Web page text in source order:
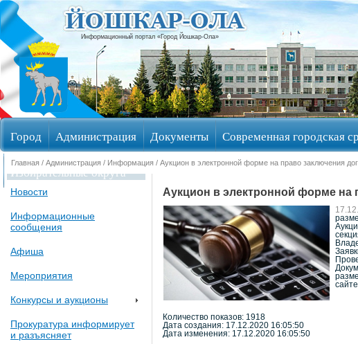
Информационный портал «Город Йошкар-Ола»
Город Администрация Документы Современная городская
Избирательные округа
Главная / Администрация / Информация / Аукцион в электронной форме на право заключения
Новости
Информационные
сообщения
Афиша
Мероприятия
Конкурсы и аукционы
Прокуратура информирует
и разъясняет
Аукцион в электронной форме на
Количество показов: 1918
Дата создания: 17.12.2020 16:05:50
Дата изменения: 17.12.2020 16:05:50